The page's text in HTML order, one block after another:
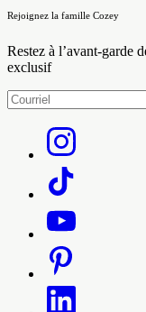
Rejoignez la famille Cozey
Restez à l’avant-garde
exclusif